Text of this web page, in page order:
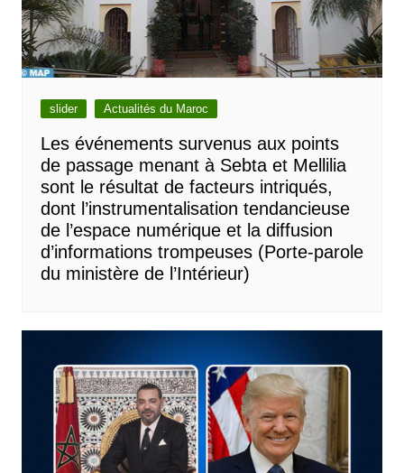
slider Actualités du Maroc
Les événements survenus aux points
de passage menant à Sebta et Mellilia
sont le résultat de facteurs intriqués,
dont l’instrumentalisation tendancieuse
de l’espace numérique et la diffusion
d’informations trompeuses (Porte-parole
du ministère de l’Intérieur)